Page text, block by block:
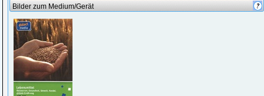
Bilder zum Medium/Gerät